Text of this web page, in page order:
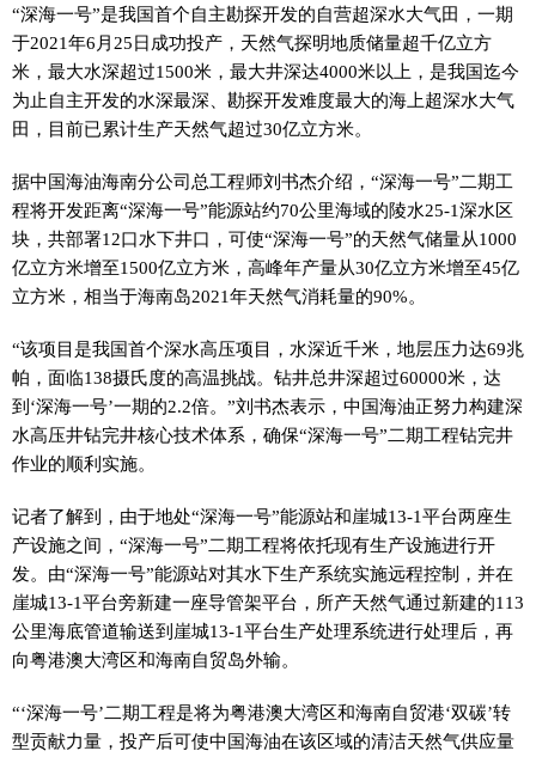
“深海一号”是我国首个自主勘探开发的自营超深水大气田，一期
于2021年6月25日成功投产，天然气探明地质储量超千亿立方
米，最大水深超过1500米，最大井深达4000米以上，是我国迄今
为止自主开发的水深最深、勘探开发难度最大的海上超深水大气
田，目前已累计生产天然气超过30亿立方米。
据中国海油海南分公司总工程师刘书杰介绍，“深海一号”二期工
程将开发距离“深海一号”能源站约70公里海域的陵水25-1深水区
块，共部署12口水下井口，可使“深海一号”的天然气储量从1000
亿立方米增至1500亿立方米，高峰年产量从30亿立方米增至45亿
立方米，相当于海南岛2021年天然气消耗量的90%。
“该项目是我国首个深水高压项目，水深近千米，地层压力达69兆
帕，面临138摄氏度的高温挑战。钻井总井深超过60000米，达
到‘深海一号’一期的2.2倍。”刘书杰表示，中国海油正努力构建深
水高压井钻完井核心技术体系，确保“深海一号”二期工程钻完井
作业的顺利实施。
记者了解到，由于地处“深海一号”能源站和崖城13-1平台两座生
产设施之间，“深海一号”二期工程将依托现有生产设施进行开
发。由“深海一号”能源站对其水下生产系统实施远程控制，并在
崖城13-1平台旁新建一座导管架平台，所产天然气通过新建的113
公里海底管道输送到崖城13-1平台生产处理系统进行处理后，再
向粤港澳大湾区和海南自贸岛外输。
“‘深海一号’二期工程是将为粤港澳大湾区和海南自贸港‘双碳’转
型贡献力量，投产后可使中国海油在该区域的清洁天然气供应量